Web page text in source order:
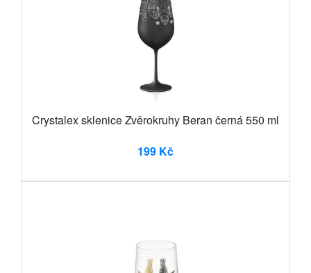
Crystalex sklenice Zvěrokruhy Beran černá 550 ml
199 Kč